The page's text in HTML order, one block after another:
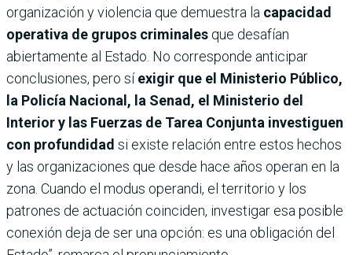
organización y violencia que demuestra la capacidad
operativa de grupos criminales que desafían
abiertamente al Estado. No corresponde anticipar
conclusiones, pero síexigir que el Ministerio Público,
la Policía Nacional, la Senad, el Ministerio del
Interior y las Fuerzas de Tarea Conjunta investiguen
con profundidad si existe relación entre estos hechos
y las organizaciones que desde hace años operan en la
zona. Cuando el modus operandi, el territorio y los
patrones de actuación coinciden, investigar esa posible
conexión deja de ser una opción: es una obligación del